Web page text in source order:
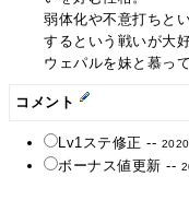
弱体化や不意打ちと
するという戦いが大
ウェパルを妹と慕って
コメント
Lv1ステ修正 --
ボーナス値更新 --